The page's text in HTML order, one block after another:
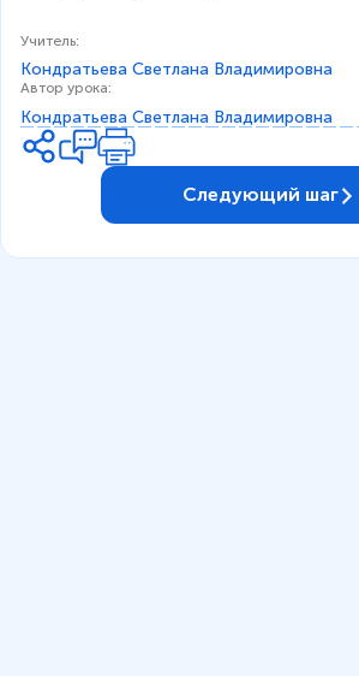
Учитель:
Кондратьева Светлана Владимировна
Автор урока:
Кондратьева Светлана Владимировна
Следующий шаг